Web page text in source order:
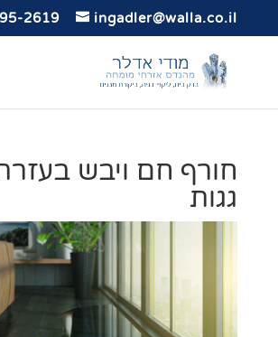
2619 ingadler@walla.co.il
חורף חם ויבש
גגות